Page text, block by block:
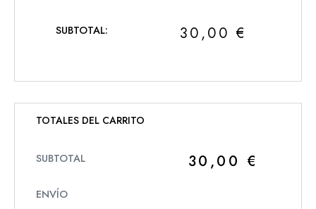
30,00€
TOTALES DEL CARRITO
30,00 €